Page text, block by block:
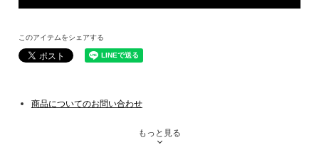
このアイテムをシェアする
商品についてのお問い合わせ
もっと見る